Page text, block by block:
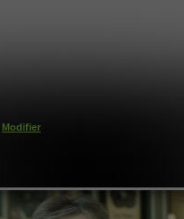
Modifier